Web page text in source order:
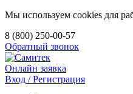
Мы используем cookies для
8 (800) 250-00-57
Обратный звонок
Онлайн заявка
Вход / Регистрация